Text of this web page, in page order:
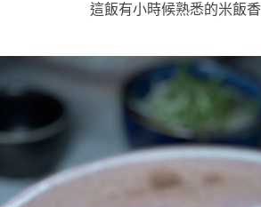
這飯有小時候熟悉的米飯香